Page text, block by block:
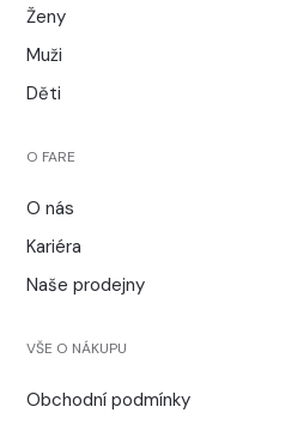
Ženy
Muži
Děti
O FARE
O nás
Kariéra
Naše prodejny
VŠE O NÁKUPU
Obchodní podmínky